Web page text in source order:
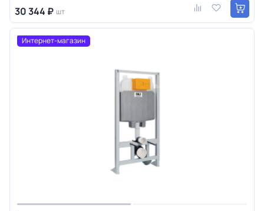
30 344 ₽ шт
Интернет-магазин